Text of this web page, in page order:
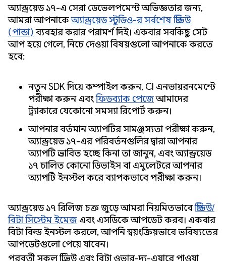
অ্যান্ড্রয়েড ১৭-এ সেরা ডেভেলপমেন্ট অভিজ্ঞতার জন্য,
আমরা আপনাকেঅ্যান্ড্রয়েড স্টুডিও-র সর্বশেষ প্রিভিউ
(পান্ডা)ব্যবহার করার পরামর্শ দিই। একবার সবকিছু সেট
আপ হয়ে গেলে, নিচে দেওয়া বিষয়গুলো আপনাকে করতে
হবে:
নতুন SDK দিয়ে কম্পাইল করুন, CI এনভায়রনমেন্টে
পরীক্ষা করুন এবংফিডব্যাক পেজেআমাদের
ট্র্যাকারে যেকোনো সমস্যা রিপোর্ট করুন।
আপনার বর্তমান অ্যাপটির সামঞ্জস্যতা পরীক্ষা করুন,
অ্যান্ড্রয়েড ১৭-এর পরিবর্তনগুলির দ্বারা আপনার
অ্যাপটি প্রভাবিত হচ্ছে কিনা তা জানুন, এবং অ্যান্ড্রয়েড
১৭ চালিত কোনো ডিভাইস বা এমুলেটরে আপনার
অ্যাপটি ইনস্টল করে ব্যাপকভাবে পরীক্ষা করুন।
অ্যান্ড্রয়েড ১৭ রিলিজ চক্র জুড়ে আমরা নিয়মিতভাবেপ্রিভিউ/
বিটা সিস্টেম ইমেজ এবং এসডিকে আপডেট করব। একবার
বিটা বিল্ড ইনস্টল করলে, আপনি স্বয়ংক্রিয়ভাবে ভবিষ্যতের
আপডেটগুলো পেয়ে যাবেন।
পরবর্তী সকল প্রিভিউ এবং বিটা ওভার-দ্য-এয়ারে পাওয়া